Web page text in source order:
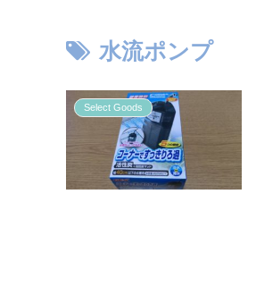
水流ポンプ
Select Goods